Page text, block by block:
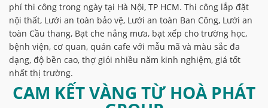
phí thi công trong ngày tại Hà Nội, TP HCM. Thi công lắp đặt
nội thất, Lưới an toàn bảo vệ, Lưới an toàn Ban Công, Lưới an
toàn Cầu thang, Bạt che nắng mưa, bạt xếp cho trường học,
bệnh viện, cơ quan, quán cafe với mẫu mã và màu sắc đa
dạng, độ bền cao, thợ giỏi nhiều năm kinh nghiệm, giá tốt
nhất thị trường.
CAM KẾT VÀNG TỪ HOÀ PHÁT